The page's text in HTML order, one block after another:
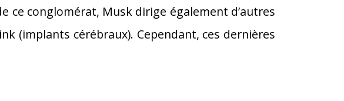
ce conglomérat, Musk dirige également d’autres
(implants cérébraux). Cependant, ces dernières